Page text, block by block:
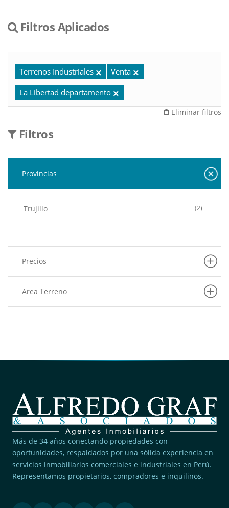
Filtros Aplicados
Terrenos Industriales Venta
La Libertad departamento
Eliminar filtros
Filtros
Provincias
Trujillo (2)
Precios
Area Terreno
Más de 34 años conectando propiedades con
oportunidades, respaldados por una sólida experiencia en
servicios inmobiliarios comerciales e industriales en Perú.
Representamos propietarios, compradores e inquilinos.